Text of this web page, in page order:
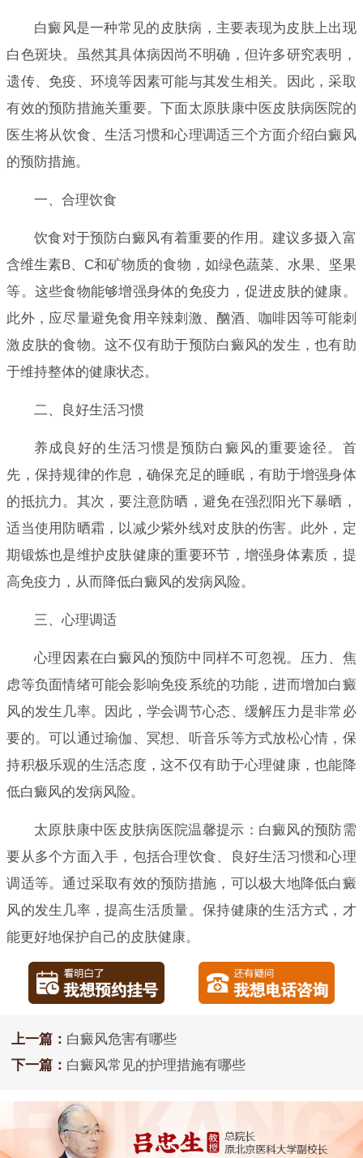
白癜风是一种常见的皮肤病，主要表现为皮肤上出现
白色斑块。虽然其具体病因尚不明确，但许多研究表明，
遗传、免疫、环境等因素可能与其发生相关。因此，采取
有效的预防措施关重要。下面太原肤康中医皮肤病医院的
医生将从饮食、生活习惯和心理调适三个方面介绍白癜风
的预防措施。
一、合理饮食
饮食对于预防白癜风有着重要的作用。建议多摄入富
含维生素B、C和矿物质的食物，如绿色蔬菜、水果、坚果
等。这些食物能够增强身体的免疫力，促进皮肤的健康。
此外，应尽量避免食用辛辣刺激、酗酒、咖啡因等可能刺
激皮肤的食物。这不仅有助于预防白癜风的发生，也有助
于维持整体的健康状态。
二、良好生活习惯
养成良好的生活习惯是预防白癜风的重要途径。首
先，保持规律的作息，确保充足的睡眠，有助于增强身体
的抵抗力。其次，要注意防晒，避免在强烈阳光下暴晒，
适当使用防晒霜，以减少紫外线对皮肤的伤害。此外，定
期锻炼也是维护皮肤健康的重要环节，增强身体素质，提
高免疫力，从而降低白癜风的发病风险。
三、心理调适
心理因素在白癜风的预防中同样不可忽视。压力、焦
虑等负面情绪可能会影响免疫系统的功能，进而增加白癜
风的发生几率。因此，学会调节心态、缓解压力是非常必
要的。可以通过瑜伽、冥想、听音乐等方式放松心情，保
持积极乐观的生活态度，这不仅有助于心理健康，也能降
低白癜风的发病风险。
太原肤康中医皮肤病医院温馨提示：白癜风的预防需
要从多个方面入手，包括合理饮食、良好生活习惯和心理
调适等。通过采取有效的预防措施，可以极大地降低白癜
风的发生几率，提高生活质量。保持健康的生活方式，才
能更好地保护自己的皮肤健康。
上一篇： 白癜风危害有哪些
下一篇： 白癜风常见的护理措施有哪些